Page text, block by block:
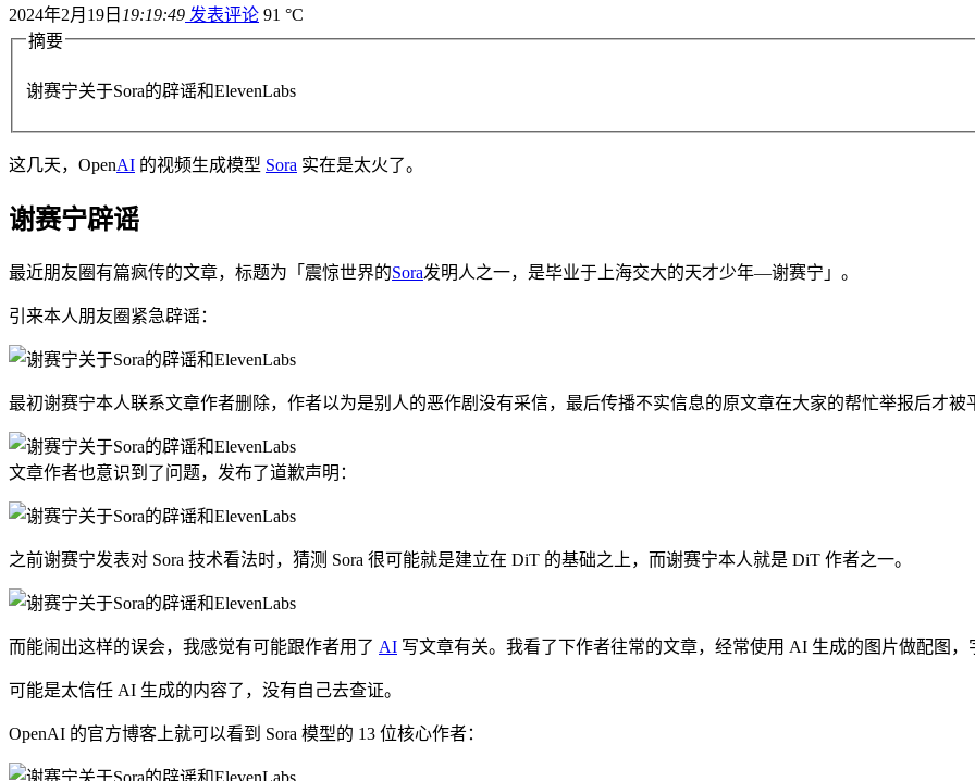
2024年2月19日 19:19:49 发表评论 91 °C
摘要
谢赛宁关于Sora的辟谣和ElevenLabs
这几天，OpenAI 的视频生成模型 Sora 实在是太火了。
谢赛宁辟谣
最近朋友圈有篇疯传的文章，标题为「震惊世界的Sora发明人之一，是毕业于上海交大的天才少年—谢赛宁」。
引来本人朋友圈紧急辟谣：
最初谢赛宁本人联系文章作者删除，作者以为是别人的恶作剧没有采信，最后传播不实信息的原文章在大家的帮忙举报后才被
文章作者也意识到了问题，发布了道歉声明：
之前谢赛宁发表对 Sora 技术看法时，猜测 Sora 很可能就是建立在 DiT 的基础之上，而谢赛宁本人就是 DiT 作者之一。
而能闹出这样的误会，我感觉有可能跟作者用了 AI 写文章有关。我看了下作者往常的文章，经常使用 AI 生成的图片做配图，
可能是太信任 AI 生成的内容了，没有自己去查证。
OpenAI 的官方博客上就可以看到 Sora 模型的 13 位核心作者：